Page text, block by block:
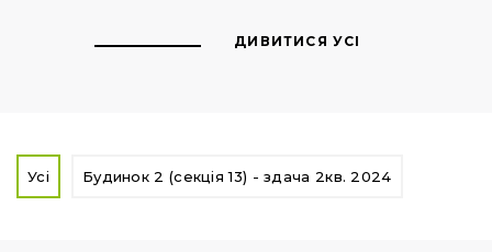
ДИВИТИСЯ УСІ
Усі Будинок 2 (секція 13) - здача 2кв. 2024